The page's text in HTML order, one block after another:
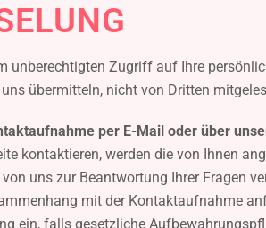
unberechtigten Zugriff auf Ihre
übermitteln, nicht von Dritten
per E-Mail oder über
kontaktieren, werden die von Ihnen
uns zur Beantwortung Ihrer Fragen
mit der Kontaktaufnahme
ein, falls gesetzliche